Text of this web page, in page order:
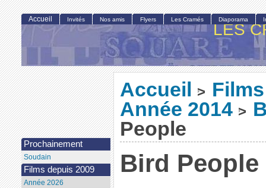
LES
Accueil >
Année 2014 >
People
Bird People
Accueil Invités Nos amis Flyers Les Cramés Diaporama
Prochainement
Soudain
Films depuis 2009
Année 2026